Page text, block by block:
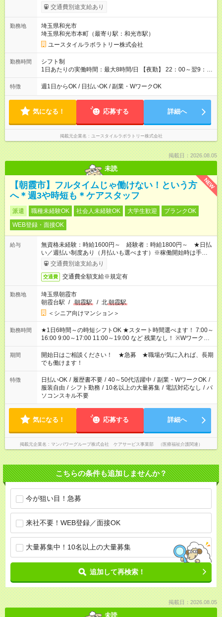
考慮して決定します 【収入例】 週1回勤務の場合：1,830円×8時
間×4回=5万8,560円 週3回勤務の場合：1,830円×8時間×12回
月 ※ 雇用形態と給与に、本採用時と異なる部分があります。 雇
用形態：本採用時と同じです。 給与：時給 1,580円以上
交通費別途支給あり
勤務地
埼玉県和光市
埼玉県和光市本町（最寄り駅：和光市駅）
ユースタイルラボラトリー株式会社
勤務時間
シフト制
1日あたりの実働時間：最大8時間/日 【夜勤】 22：00～翌9：
00 ※週1日～OK ／ 夜勤専従 ＊＊ 勤務時間例 ＊＊ ■22時か
ら翌7時 ■23時から翌8時 ■24時から翌9時 など ※上記の時間
ます。 ※曜日固定（毎週同じ曜日での勤務となります）
特徴 週1日からOK / 日払いOK / 副業・WワークOK
気になる！ 応募する 詳細へ
掲載元企業名 ユースタイルラボラトリー株式会社
掲載日：2026.08.05
未読
NEW
【朝霞市】フルタイムじゃ働けない！という方
へ＊週3や時短も＊ケアスタッフ
派遣 職種未経験OK 社会人未経験OK 大学生歓迎
ブランクOK
WEB登録・面接OK
給与
無資格未経験：時給1600円～ 経験者：時給1800円～ ★日払
い／週払い制度あり（月払いも選べます）※稼働開始時は手続き
完了次第のお支払いとなります。
交通費別途支給あり
交通費 交通費全額支給※規定有
勤務地
埼玉県朝霞市
朝霞台駅 / 朝霞駅 / 北朝霞駅
＜シニア向けマンション＞
勤務時間
★1日6時間～の時短シフトOK ★スタート時間選べます！ 7:00～
16:00 9:00～17:00 11:00～19:00 など 残業なし！ ※Wワークの
場合、他のお仕事と合わせ週40時間超の就業はご案内できませ
ん ※法令に基づき、週20時間以上勤務は社会保険への加入対象
となります ※労働者派遣法（日雇い派遣の原則禁止）により、
短時間・短期間の就業はご案内が難しい場合があります
期間
開始日はご相談ください！ ★急募 ★職場が気に入れば、長期
でも働けます！
特徴 日払いOK / 履歴書不要 / 40～50代活躍中 / 副業・WワークOK /
服装自由 / シフト勤務 / 10名以上の大量募集 / 電話対応なし / パ
ソコンスキル不要
気になる！ 応募する 詳細へ
掲載元企業名 マンパワーグループ株式会社 ケアサービス事業部 （医療福祉介護関連）
こちらの条件も追加しませんか？
今が狙い目！急募
来社不要！WEB登録／面接OK
大量募集中！10名以上の大量募集
追加して再検索！
掲載日：2026.08.05
未読